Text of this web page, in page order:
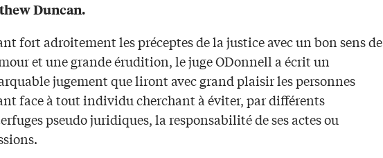
Duncan.
fort adroitement les préceptes de la justice avec un bon sens de
et une grande érudition, le juge ODonnell a écrit un
jugement que liront avec grand plaisir les personnes
face à tout individu cherchant à éviter, par différents
pseudo juridiques, la responsabilité de ses actes ou